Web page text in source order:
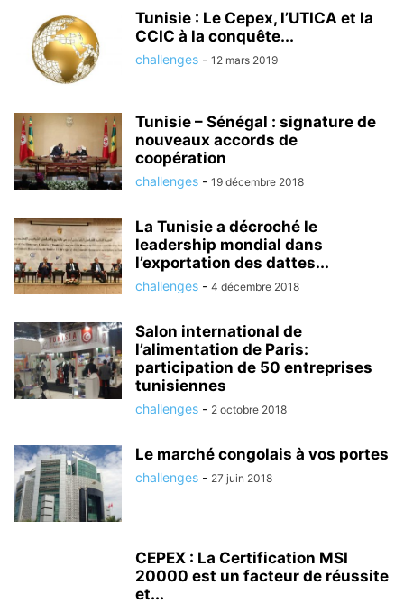
Tunisie : Le Cepex, l’UTICA et la
CCIC à la conquête...
challenges - 12 mars 2019
Tunisie – Sénégal : signature de
nouveaux accords de
coopération
challenges - 19 décembre 2018
La Tunisie a décroché le
leadership mondial dans
l’exportation des dattes...
challenges - 4 décembre 2018
Salon international de
l’alimentation de Paris:
participation de 50 entreprises
tunisiennes
challenges - 2 octobre 2018
Le marché congolais à vos portes
challenges - 27 juin 2018
CEPEX : La Certification MSI
20000 est un facteur de réussite
et...